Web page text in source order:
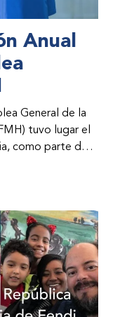
Anual
General de la
tuvo lugar el
como parte del
reunión abarcó
la FMH. Al
las organizaciones
y otras partes